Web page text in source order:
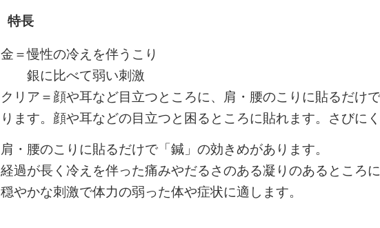
特長
金＝慢性の冷えを伴うこり
銀に比べて弱い刺激
クリア＝顔や耳など目立つところに、肩・腰のこりに貼るだけ
ります。顔や耳などの目立つと困るところに貼れます。さびに
肩・腰のこりに貼るだけで「鍼」の効きめがあります。
経過が長く冷えを伴った痛みやだるさのある凝りのあるところに
穏やかな刺激で体力の弱った体や症状に適します。